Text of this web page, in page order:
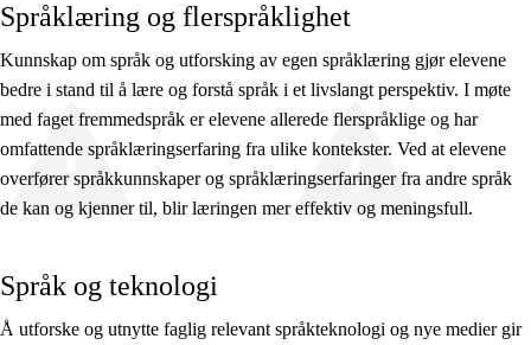
Språklæring og flerspråklighet
Kunnskap om språk og utforsking av egen språklæring gjør elevene
bedre i stand til å lære og forstå språk i et livslangt perspektiv. I møte
med faget fremmedspråk er elevene allerede flerspråklige og har
omfattende språklæringserfaring fra ulike kontekster. Ved at elevene
overfører språkkunnskaper og språklæringserfaringer fra andre språk
de kan og kjenner til, blir læringen mer effektiv og meningsfull.
Språk og teknologi
Å utforske og utnytte faglig relevant språkteknologi og nye medier gir